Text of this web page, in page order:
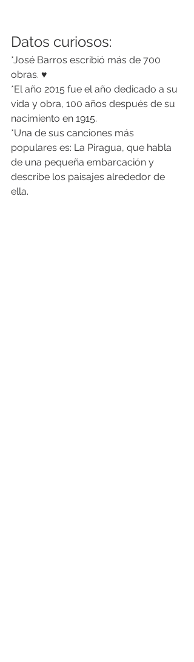
Datos curiosos:
*José Barros escribió más de 700
obras. ♥
*El año 2015 fue el año dedicado a su
vida y obra, 100 años después de su
nacimiento en 1915.
*Una de sus canciones más
populares es: La Piragua, que habla
de una pequeña embarcación y
describe los paisajes alrededor de
ella.